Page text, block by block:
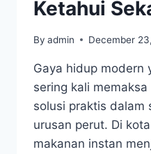
Ketahui
By admin December
Gaya hidup modern
sering kali
solusi praktis dalam
urusan perut. Di
makanan instan